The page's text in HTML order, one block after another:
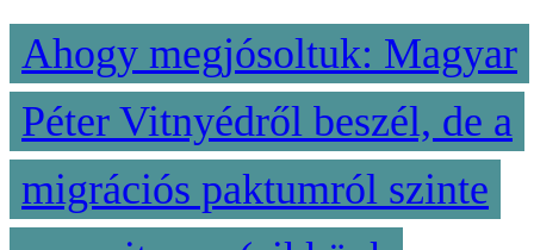
Ahogy megjósoltuk: Magyar
Péter Vitnyédről beszél, de a
migrációs paktumról szinte